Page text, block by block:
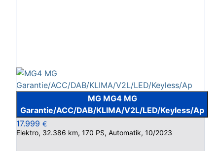
MG MG4 MG
Garantie/ACC/DAB/KLIMA/V2L/LED/Keyless/Ap
17.999 €
Elektro, 32.386 km, 170 PS, Automatik, 10/2023